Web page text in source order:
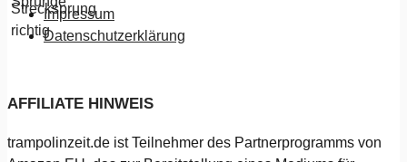
Impressum
Datenschutzerklärung
AFFILIATE HINWEIS
trampolinzeit.de ist Teilnehmer des Partnerprogramms von